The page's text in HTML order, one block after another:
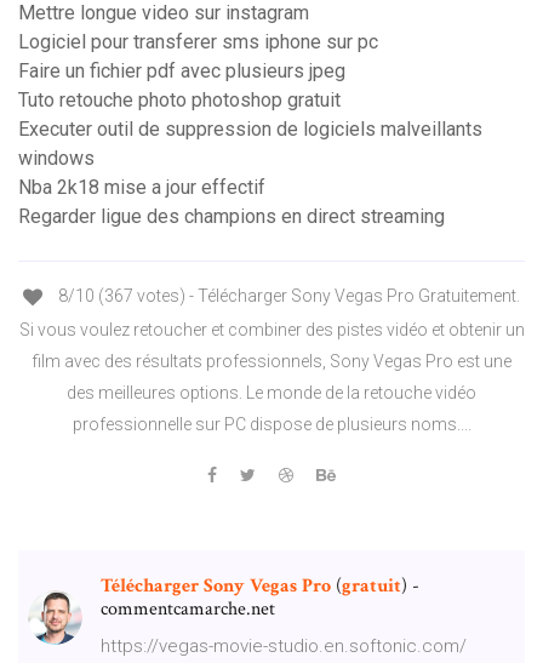
Mettre longue video sur instagram
Logiciel pour transferer sms iphone sur pc
Faire un fichier pdf avec plusieurs jpeg
Tuto retouche photo photoshop gratuit
Executer outil de suppression de logiciels malveillants
windows
Nba 2k18 mise a jour effectif
Regarder ligue des champions en direct streaming
8/10 (367 votes) - Télécharger Sony Vegas Pro Gratuitement.
Si vous voulez retoucher et combiner des pistes vidéo et obtenir un
film avec des résultats professionnels, Sony Vegas Pro est une
des meilleures options. Le monde de la retouche vidéo
professionnelle sur PC dispose de plusieurs noms....
TéléchargerSonyVegasPro (gratuit) -
commentcamarche.net
https://vegas-movie-studio.en.softonic.com/